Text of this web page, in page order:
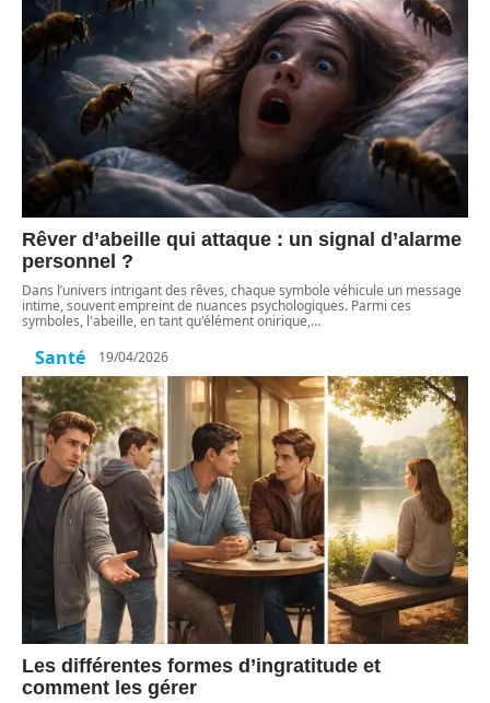
Rêver d’abeille qui attaque : un signal d’alarme
personnel ?
Dans l’univers intrigant des rêves, chaque symbole véhicule un message
intime, souvent empreint de nuances psychologiques. Parmi ces
symboles, l'abeille, en tant qu'élément onirique,…
Santé 19/04/2026
Les différentes formes d’ingratitude et
comment les gérer